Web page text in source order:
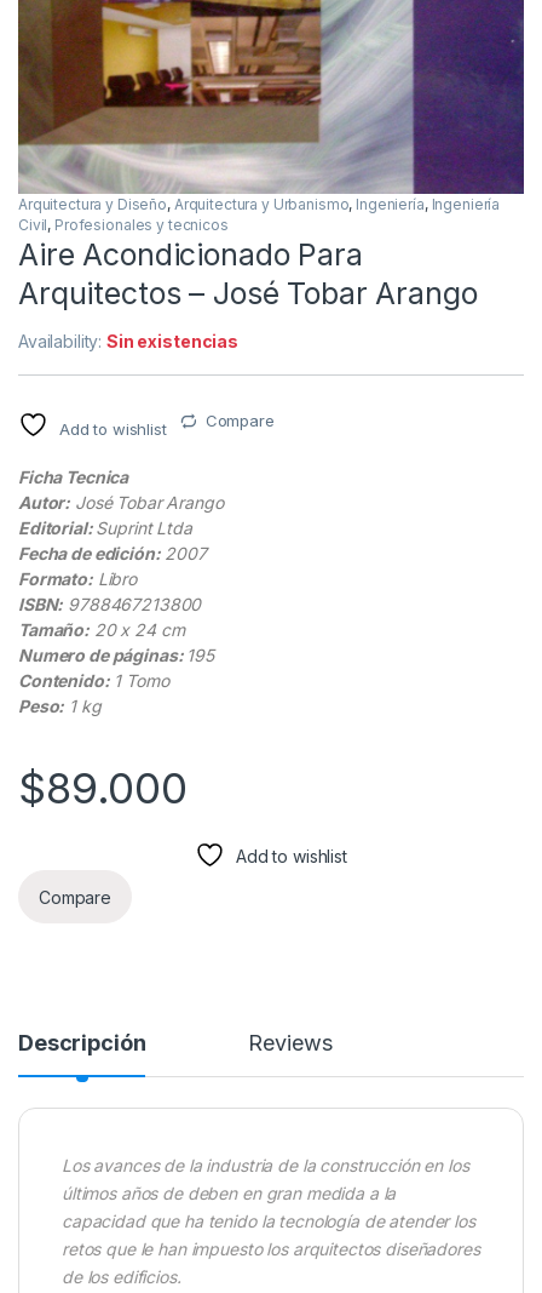
Arquitectura y Diseño, Arquitectura y Urbanismo, Ingeniería, Ingeniería
Civil, Profesionales y tecnicos
Aire Acondicionado Para
Arquitectos – José Tobar Arango
Availability:Sin existencias
Add to wishlist Compare
Ficha Tecnica
Autor: José Tobar Arango
Editorial:Suprint Ltda
Fecha de edición:2007
Formato:Libro
ISBN: 9788467213800
Tamaño: 20 x 24 cm
Numero de páginas: 195
Contenido:1 Tomo
Peso: 1 kg
$89.000
Add to wishlist
Compare
Descripción Reviews
Los avances de la industria de la construcción en los
últimos años de deben en gran medida a la
capacidad que ha tenido la tecnología de atender los
retos que le han impuesto los arquitectos diseñadores
de los edificios.